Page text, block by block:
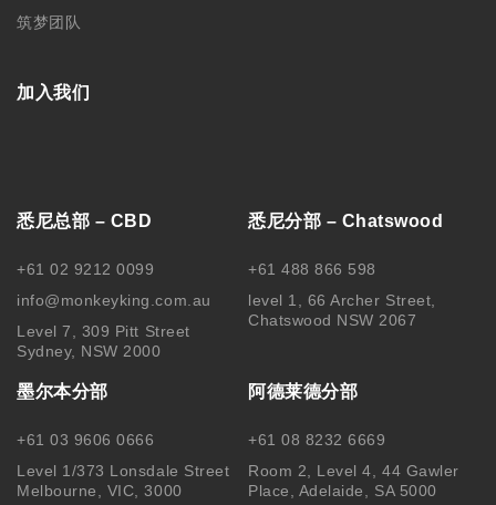
筑梦团队
加入我们
悉尼总部 – CBD
+61 02 9212 0099
info@monkeyking.com.au
Level 7, 309 Pitt Street
Sydney, NSW 2000
悉尼分部 – Chatswood
+61 488 866 598
level 1, 66 Archer Street,
Chatswood NSW 2067
墨尔本分部
+61 03 9606 0666
Level 1/373 Lonsdale Street
Melbourne, VIC, 3000
阿德莱德分部
+61 08 8232 6669
Room 2, Level 4, 44 Gawler
Place, Adelaide, SA 5000